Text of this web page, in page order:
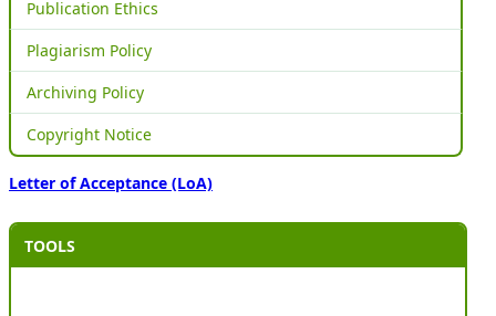
Publication Ethics
Plagiarism Policy
Archiving Policy
Copyright Notice
Letter of Acceptance (LoA)
TOOLS